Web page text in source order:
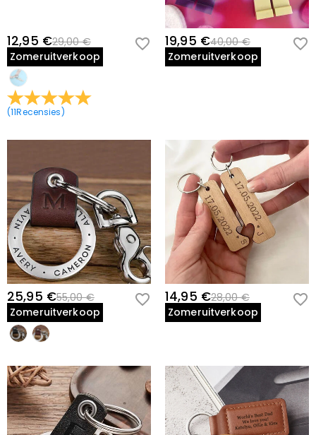
12,95 €29,00 €
Zomeruitverkoop
(11Recensies)
19,95 €40,00 €
Zomeruitverkoop
25,95 €55,00 €
Zomeruitverkoop
14,95 €28,00 €
Zomeruitverkoop